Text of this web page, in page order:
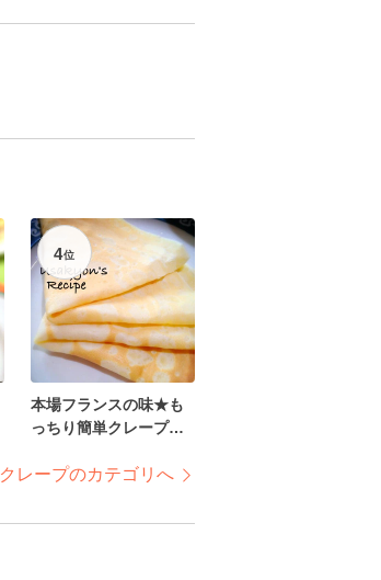
4位
本場フランスの味★も
っちり簡単クレープ生
クレープのカテゴリへ